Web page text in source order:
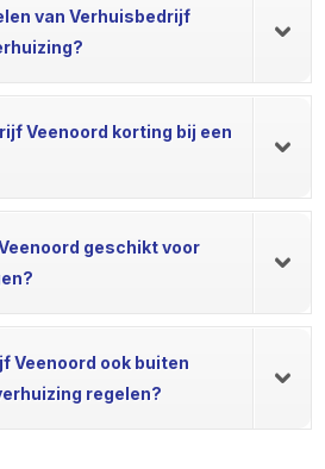
van Verhuisbedrijf
Veenoord korting bij een
geschikt voor
Veenoord ook buiten
regelen?